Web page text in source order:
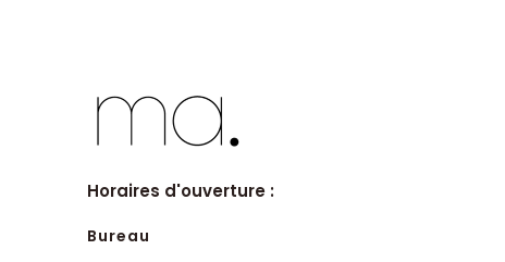
Horaires d'ouverture :
Bureau